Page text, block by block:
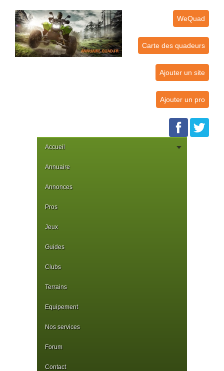
WeQuad
Carte des quadeurs
Ajouter un site
Ajouter un pro
Accueil
Annuaire
Annonces
Pros
Jeux
Guides
Clubs
Terrains
Equipement
Nos services
Forum
Contact